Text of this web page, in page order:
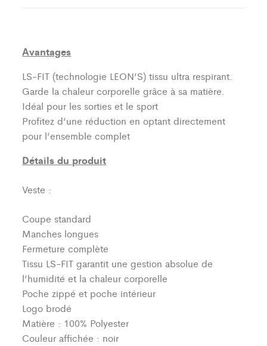
Avantages
LS-FIT (technologie LEON’S)tissu ultra respirant.
Garde la chaleur corporelle grâce à sa matière.
Idéal pour les sorties et le sport
Profitez d’une réduction en optant directement
pour l’ensemble complet
Détails du produit
Veste :
Coupe standard
Manches longues
Fermeture complète
Tissu LS-FIT garantit une gestion absolue de
l’humidité et la chaleur corporelle
Poche zippé et poche intérieur
Logo brodé
Matière : 100% Polyester
Couleur affichée : noir